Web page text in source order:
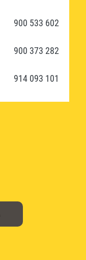
900 533 602
900 373 282
914 093 101